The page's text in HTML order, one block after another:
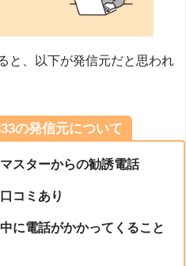
と、以下が発信元だと思われ
の発信元について
スターからの勧誘電話
コミあり
に電話がかかってくること